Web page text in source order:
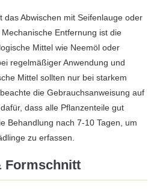
das Abwischen mit Seifenlauge oder
Entfernung ist die
Mittel wie Neemöl oder
regelmäßiger Anwendung und
Mittel sollten nur bei starkem
die Gebrauchsanweisung auf
dass alle Pflanzenteile gut
Behandlung nach 7-10 Tagen, um
zu erfassen.